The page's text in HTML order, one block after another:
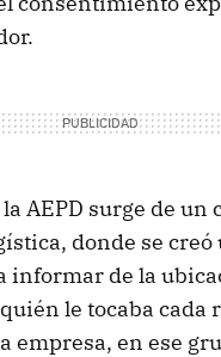
AEPD surge de un
donde se creó
informar de la
le tocaba cada
empresa, en ese